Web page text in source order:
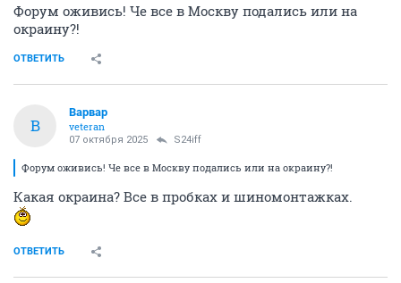
Форум оживись! Че все в Москву подались или на
окраину?!
ОТВЕТИТЬ
В
Варвар
veteran
07 октября 2025 S24iff
Форум оживись! Че все в Москву подались или на окраину?!
Какая окраина? Все в пробках и шиномонтажках.
ОТВЕТИТЬ